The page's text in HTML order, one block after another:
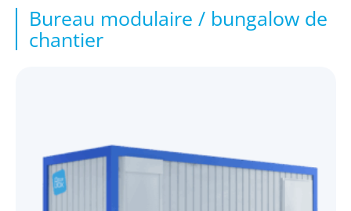
Bureau modulaire / bungalow de
chantier